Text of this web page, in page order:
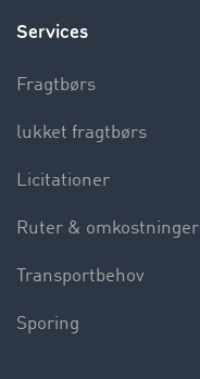
Services
Fragtbørs
lukket fragtbørs
Licitationer
Ruter & omkostninger
Transportbehov
Sporing